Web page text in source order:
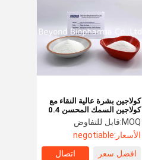
كولاجين بشرة عالية النقاء مع
كولاجين السمك المحسن 0.4
جم / مل دينستى
MOQ: قابل للتفاوض
الأسعار:negotiable
افضل سعر
اتصال